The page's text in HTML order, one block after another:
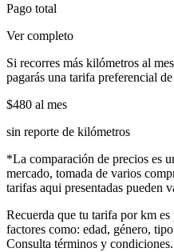
Pago total
Ver completo
Si recorres más kilómetros al
pagarás una tarifa preferencial de
$480 al mes
sin reporte de kilómetros
*La comparación de precios es
mercado, tomada de varios
tarifas aqui presentadas pueden
Recuerda que tu tarifa por km
factores como: edad, género,
Consulta términos y condiciones.